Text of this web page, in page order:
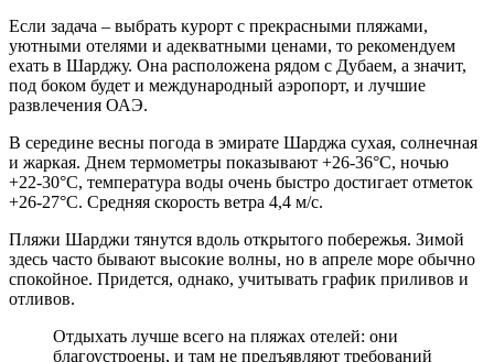
Если задача – выбрать курорт с прекрасными пляжами,
уютными отелями и адекватными ценами, то рекомендуем
ехать в Шарджу. Она расположена рядом с Дубаем, а значит,
под боком будет и международный аэропорт, и лучшие
развлечения ОАЭ.
В середине весны погода в эмирате Шарджа сухая, солнечная
и жаркая. Днем термометры показывают +26-36°С, ночью
+22-30°С, температура воды очень быстро достигает отметок
+26-27°С. Средняя скорость ветра 4,4 м/с.
Пляжи Шарджи тянутся вдоль открытого побережья. Зимой
здесь часто бывают высокие волны, но в апреле море обычно
спокойное. Придется, однако, учитывать график приливов и
отливов.
Отдыхать лучше всего на пляжах отелей: они
благоустроены, и там не предъявляют требований